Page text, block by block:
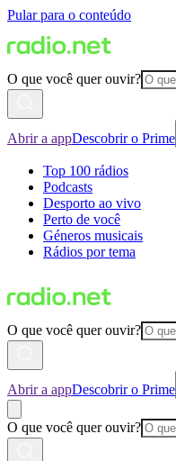
Pular para o conteúdo
O que você quer ouvir?
Abrir a appDescobrir o Prime
Top 100 rádios
Podcasts
Desporto ao vivo
Perto de você
Géneros musicais
Rádios por tema
O que você quer ouvir?
Abrir a appDescobrir o Prime
O que você quer ouvir?